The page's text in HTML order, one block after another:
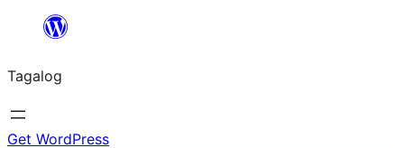
Lumaktaw
sa
content
Tagalog
Get WordPress